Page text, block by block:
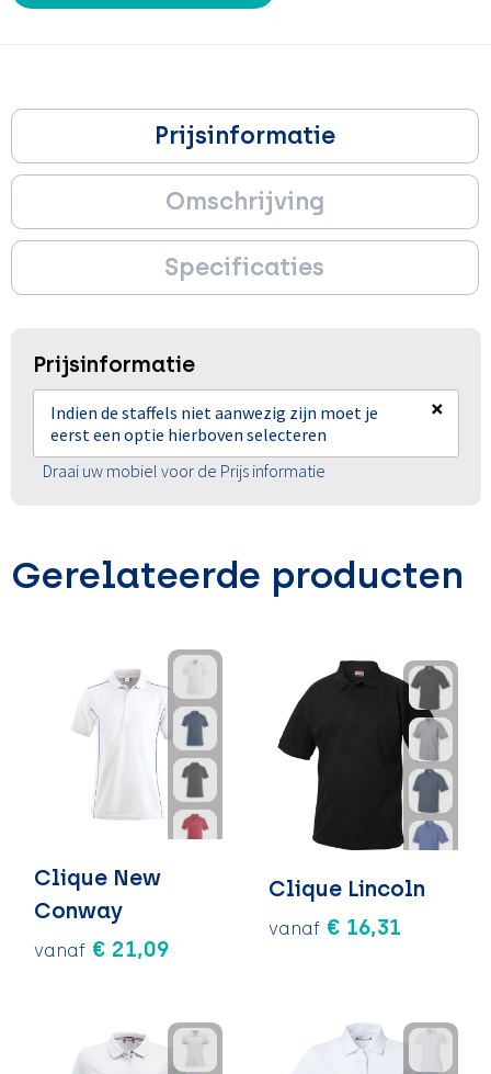
Prijsinformatie
Omschrijving
Specificaties
Prijsinformatie
Indien de staffels niet aanwezig zijn moet je
eerst een optie hierboven selecteren
×
Draai uw mobiel voor de Prijs informatie
Gerelateerde producten
Clique New
Conway
vanaf € 21,09
Clique Lincoln
vanaf € 16,31